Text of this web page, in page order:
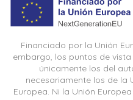
Financiado por la Unión
embargo, los puntos de
únicamente los del
necesariamente los de la
Europea. Ni la Unión